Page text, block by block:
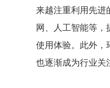
来越注重利用先进
网、人工智能等，
使用体验。此外，
也逐渐成为行业关